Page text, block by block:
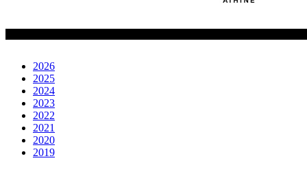
2026
2025
2024
2023
2022
2021
2020
2019